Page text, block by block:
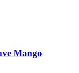
Mango